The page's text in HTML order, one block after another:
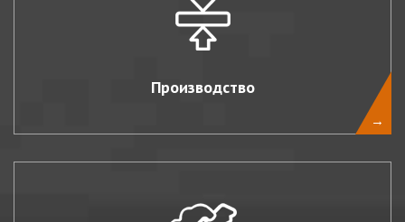
Производство
→